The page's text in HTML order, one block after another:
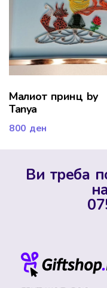
Малиот принц by
Tanya
800 ден
Ви треба